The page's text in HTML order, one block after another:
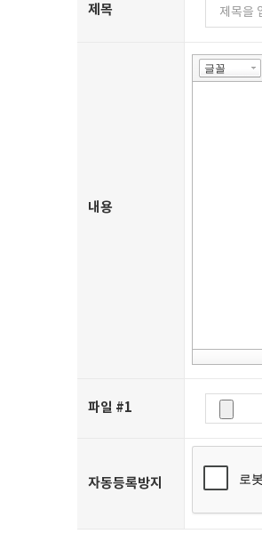
제목
내용
파일 #1
자동등록방지